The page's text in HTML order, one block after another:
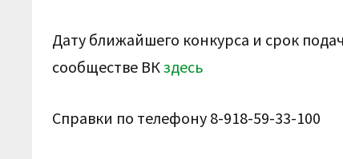
Дату ближайшего конкурса и срок
сообществе ВКздесь
Справки по телефону 8-918-59-33-100